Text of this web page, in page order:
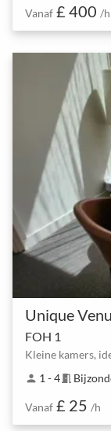
Vanaf £ 400 /h
Unique
FOH 1
Kleine kamers,
person 1 - 4meeting_room
Vanaf £ 25 /h